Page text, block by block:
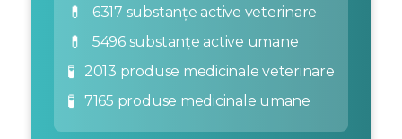
💊 6317 substanțe active veterinare
💊 5496 substanțe active umane
🧪 2013 produse medicinale veterinare
🧪 7165 produse medicinale umane